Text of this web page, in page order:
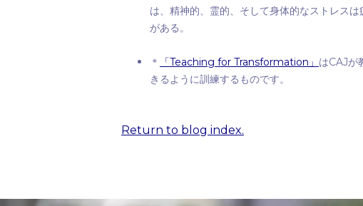
は、精神的、霊的、そして身体的なストレス
がある。
＊ 「 Teaching for Transformation 」 はCAJが
きるように訓練するものです。
Return to blog index.